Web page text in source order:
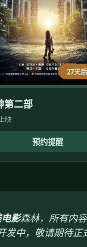
27天
第二部
映
预约提醒
影森林，所有内容
中，敬请期待正